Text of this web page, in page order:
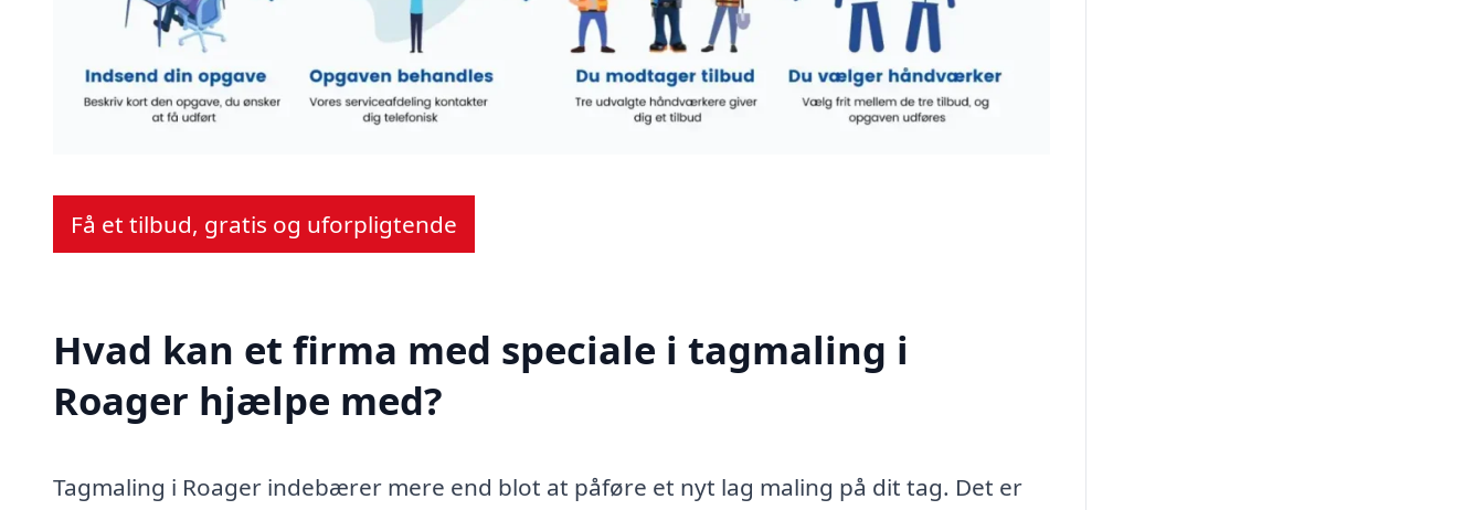
Få et tilbud, gratis og uforpligtende
Hvad kan et firma med speciale i tagmaling i
Roager hjælpe med?
Tagmaling i Roager indebærer mere end blot at påføre et nyt lag maling på dit tag. Det er